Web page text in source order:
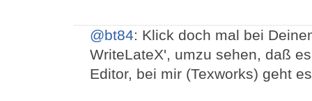
@bt84: Klick doch mal bei
WriteLateX', umzu sehen, daß
Editor, bei mir (Texworks) geht